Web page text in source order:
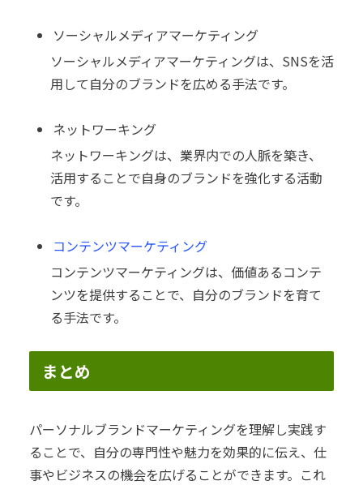
ソーシャルメディアマーケティング
ソーシャルメディアマーケティングは、SNSを活
用して自分のブランドを広める手法です。
ネットワーキング
ネットワーキングは、業界内での人脈を築き、
活用することで自身のブランドを強化する活動
です。
コンテンツマーケティング
コンテンツマーケティングは、価値あるコンテ
ンツを提供することで、自分のブランドを育て
る手法です。
まとめ
パーソナルブランドマーケティングを理解し実践す
ることで、自分の専門性や魅力を効果的に伝え、仕
事やビジネスの機会を広げることができます。これ